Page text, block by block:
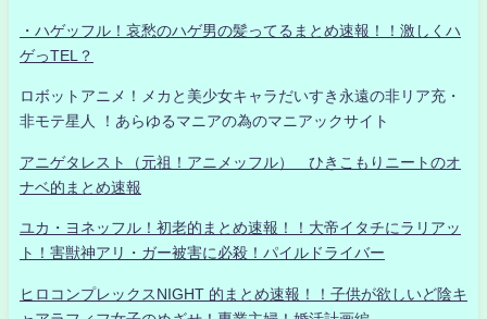
・ハゲッフル！哀愁のハゲ男の髪ってるまとめ速報！！激しくハ
ゲっTEL？
ロボットアニメ！メカと美少女キャラだいすき永遠の非リア充・
非モテ星人 ！あらゆるマニアの為のマニアックサイト
アニゲタレスト（元祖！アニメッフル） ひきこもりニートのオ
ナベ的まとめ速報
ユカ・ヨネッフル！初老的まとめ速報！！大帝イタチにラリアッ
ト！害獣神アリ・ガー被害に必殺！パイルドライバー
ヒロコンプレックスNIGHT 的まとめ速報！！子供が欲しいど陰キ